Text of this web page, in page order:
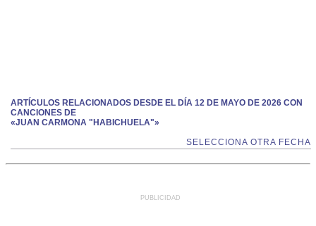
ARTÍCULOS RELACIONADOS DESDE EL DÍA 12 DE MAYO DE 2026 CON
CANCIONES DE
«JUAN CARMONA "HABICHUELA"»
SELECCIONA OTRA FECHA
PUBLICIDAD